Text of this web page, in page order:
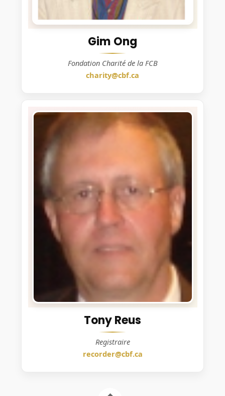
Gim Ong
Fondation Charité de la FCB
charity@cbf.ca
Tony Reus
Registraire
recorder@cbf.ca